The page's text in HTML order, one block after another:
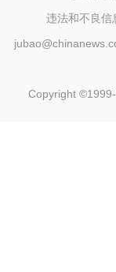
违法和不良信
Copyright